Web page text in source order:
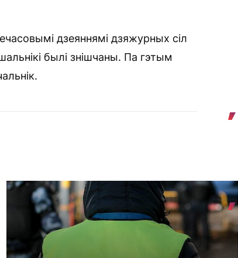
дзеяннямі дзяжурных сіл
былі знішчаны. Па гэтым